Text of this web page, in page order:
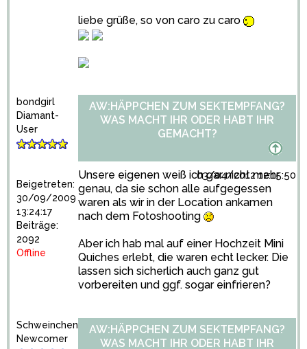
liebe grüße, so von caro zu caro
bondgirl
Diamant-
User
Beigetreten:
30/09/2009
13:24:17
Beiträge:
2092
Offline
AW:HÄPPCHEN ZUM SEKTEMPFANG?
WAS MACHT IHR ODER HABT IHR
GEMACHT?
03/04/2012 12:15:50
Unsere eigenen weiß ich gar nicht mehr
genau, da sie schon alle aufgegessen
waren als wir in der Location ankamen
nach dem Fotoshooting
Aber ich hab mal auf einer Hochzeit Mini
Quiches erlebt, die waren echt lecker. Die
lassen sich sicherlich auch ganz gut
vorbereiten und ggf. sogar einfrieren?
Schweinchen
Newcomer
AW:HÄPPCHEN ZUM SEKTEMPFANG?
WAS MACHT IHR ODER HABT IHR